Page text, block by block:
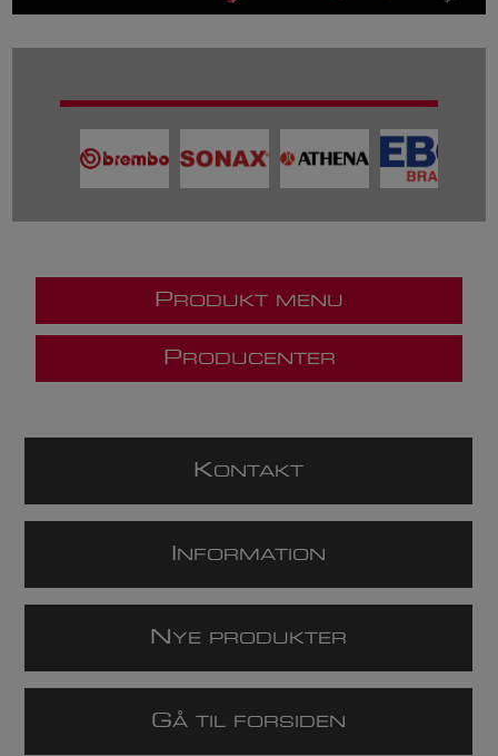
P RODUKT MENU
P RODUCENTER
KONTAKT
NFORMATION
N YE PRODUKTER
GÅ TIL FORSIDEN